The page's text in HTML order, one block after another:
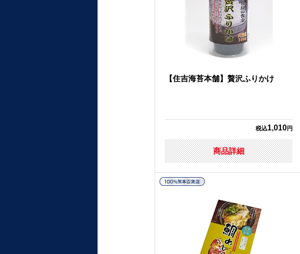
【住吉海苔本舗】贅沢ふりかけ
税込1,010円
商品詳細